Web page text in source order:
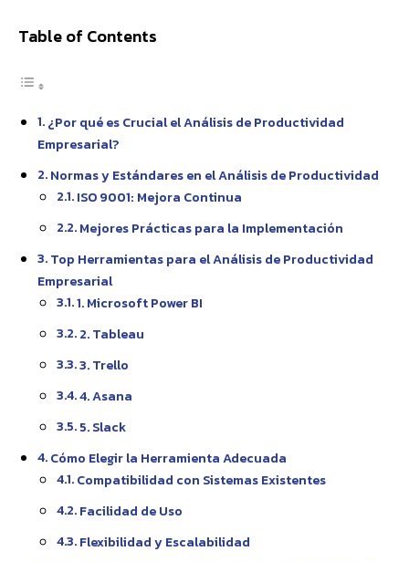
Table of Contents
¿Por qué es Crucial el Análisis de Productividad
Empresarial?
Normas y Estándares en el Análisis de Productividad
ISO 9001: Mejora Continua
Mejores Prácticas para la Implementación
Top Herramientas para el Análisis de Productividad
Empresarial
1. Microsoft Power BI
2. Tableau
3. Trello
4. Asana
5. Slack
Cómo Elegir la Herramienta Adecuada
Compatibilidad con Sistemas Existentes
Facilidad de Uso
Flexibilidad y Escalabilidad